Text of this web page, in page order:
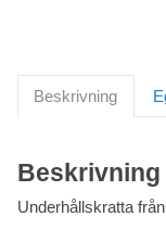
Beskrivning
Beskrivning
Underhållskratta